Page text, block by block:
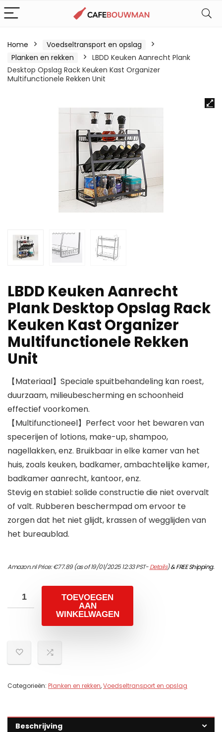
Home
Voedseltransport en opslag
Planken en rekken
LBDD Keuken Aanrecht Plank
Desktop Opslag Rack Keuken Kast Organizer
Multifunctionele Rekken Unit
LBDD Keuken Aanrecht
Plank Desktop Opslag Rack
Keuken Kast Organizer
Multifunctionele Rekken
Unit
【Materiaal】Speciale spuitbehandeling kan roest,
duurzaam, milieubescherming en schoonheid
effectief voorkomen.
【Multifunctioneel】Perfect voor het bewaren van
specerijen of lotions, make-up, shampoo,
nagellakken, enz. Bruikbaar in elke kamer van het
huis, zoals keuken, badkamer, ambachtelijke kamer,
badkamer aanrecht, kantoor, enz.
Stevig en stabiel: solide constructie die niet overvalt
of valt. Rubberen beschermpad om ervoor te
zorgen dat het niet glijdt, krassen of wegglijden van
het bureaublad.
Amazon.nl Price:€77.89(as of 19/01/2025 12:33 PST-Details)&FREE Shipping.
TOEVOEGEN
AAN
WINKELWAGEN
Categorieën: Planken en rekken,Voedseltransport en opslag
Beschrijving